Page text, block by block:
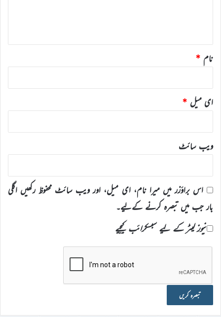
نام *
ای میل *
ویب‌ سائٹ
اس براؤزر میں میرا نام، ای میل، اور ویب سائٹ محفوظ رکھیں اگلی
بار جب میں تبصرہ کرنے کےلیے۔
نیوز لیٹر کے لیے سبسکرائب کیجیے